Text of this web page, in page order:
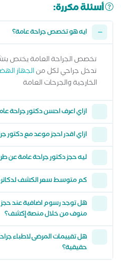
أسئلة مكررة:
ايه هو تخصص جراحة عامة؟
تخصص الجراحة العامة يختص
تدخل جراحي لكل منالجهاز
الخارجية والجرحات العامة
ازاي اعرف احسن دكتور جراحة
ازاي اقدر احجز موعد مع
ليه حجز دكتور جراحة عامة
كم متوسط سعر الكشف
هل توجد رسوم اضافية عند
منوف من خلال منصة إكشف؟
هل تقييمات المرضى لاطباء
حقيقية؟